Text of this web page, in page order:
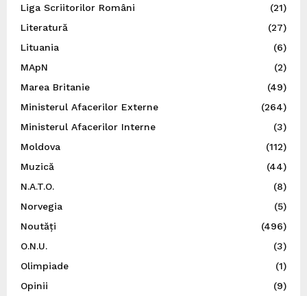
Liga Scriitorilor Români
(21)
Literatură
(27)
Lituania
(6)
MApN
(2)
Marea Britanie
(49)
Ministerul Afacerilor Externe
(264)
Ministerul Afacerilor Interne
(3)
Moldova
(112)
Muzică
(44)
N.A.T.O.
(8)
Norvegia
(5)
Noutăți
(496)
O.N.U.
(3)
Olimpiade
(1)
Opinii
(9)